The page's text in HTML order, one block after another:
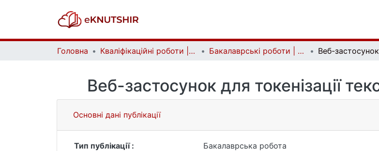
Головна Кваліфікаційні роботи | Qualifying works Бакалаврські роботи | Bachelor theses
Веб-застосунок для токенізації
Основні дані публікації
Тип публікації :
Бакалаврська робота